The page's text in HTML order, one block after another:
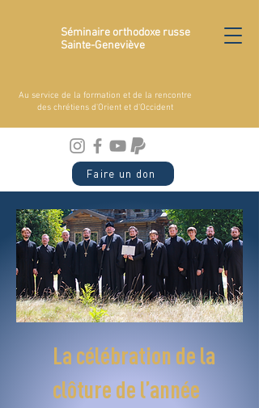
Séminaire orthodoxe russe
Sainte-Geneviève
Au service de la formation et de la rencontre
des chrétiens d'Orient et d'Occident
Faire un don
La célébration de la
clôture de l’année